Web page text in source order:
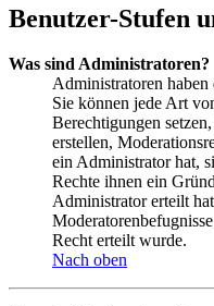
Benutzer-Stufen
Was sind Administratoren?
Administratoren haben
Sie können jede Art
Berechtigungen
erstellen,
ein Administrator hat,
Rechte ihnen ein
Administrator erteilt
Recht erteilt wurde.
Nach oben